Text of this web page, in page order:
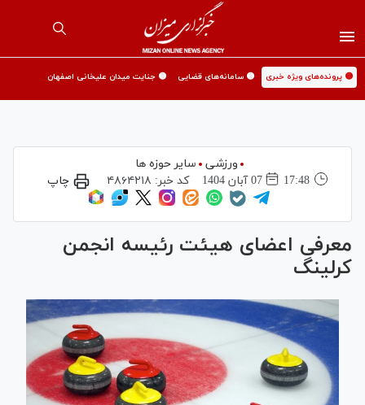
🟡 پرونده‌های ویژه خبری 🟡 سامانه‌های قضایی 🟡 جنایت میدان علیخانی اصفهان
ورزشی
سایر حوزه ها
17:48
07 آبان 1404 کد خبر: ۴۸۶۴۲۱۸ چاپ
معرفی اعضای هیئت رئیسه انجمن
کرلینگ